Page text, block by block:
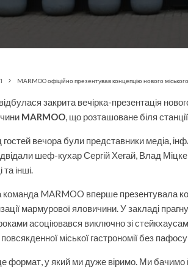
MARMOO офіційно презентував концепцію нового міського
закрита вечірка-презентація
MARMOO, що розташоване біля
вечора були представники медіа,
шеф-кухар Сергій Хегай, Влад
інші.
команда MARMOO вперше презентувала
мармурової яловичини. У закладі
асоціювався виключно зі
міської гастрономії без
формат, у який ми дуже віримо. Ми бачимо